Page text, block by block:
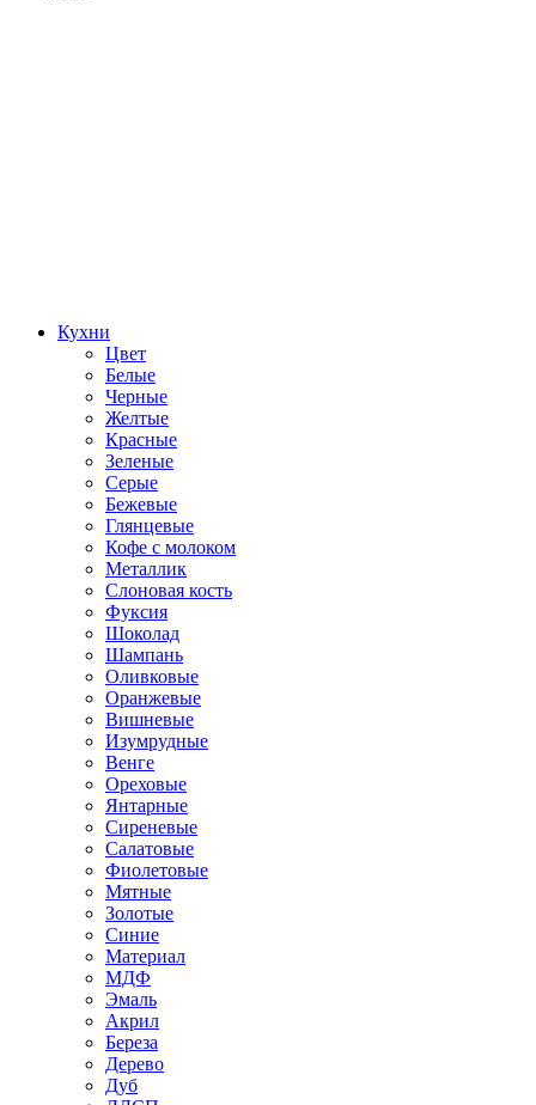
Кухни
Цвет
Белые
Черные
Желтые
Красные
Зеленые
Серые
Бежевые
Глянцевые
Кофе с молоком
Металлик
Слоновая кость
Фуксия
Шоколад
Шампань
Оливковые
Оранжевые
Вишневые
Изумрудные
Венге
Ореховые
Янтарные
Сиреневые
Салатовые
Фиолетовые
Мятные
Золотые
Синие
Материал
МДФ
Эмаль
Акрил
Береза
Дерево
Дуб